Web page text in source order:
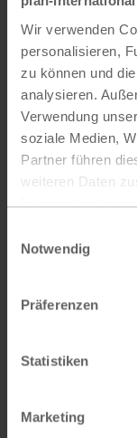
Wir verwenden
personalisieren,
zu können und
analysieren.
Verwendung
soziale Medien,
Partner führen
weiteren Daten
haben oder die
Datenschutz
Notwendig
Präferenzen
Statistiken
Marketing
Ohne sie